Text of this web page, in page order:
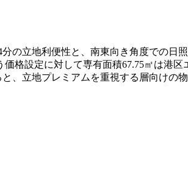
の立地利便性と、南東向き角度での日
格設定に対して専有面積67.75㎡は港
、立地プレミアムを重視する層向けの物